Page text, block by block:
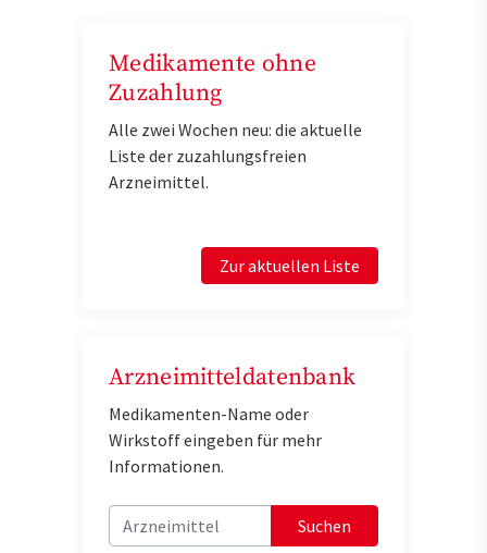
Medikamente ohne
Zuzahlung
Alle zwei Wochen neu: die aktuelle
Liste der zuzahlungsfreien
Arzneimittel.
Zur aktuellen Liste
Arzneimitteldatenbank
Medikamenten-Name oder
Wirkstoff eingeben für mehr
Informationen.
Suchen